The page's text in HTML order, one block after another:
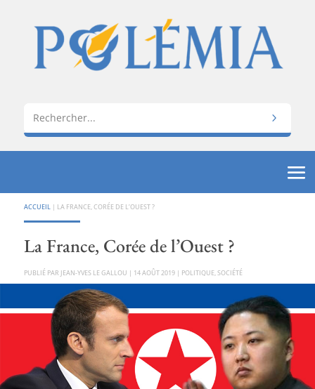
ACCUEIL | LA FRANCE, CORÉE DE L’OUEST ?
La France, Corée de l’Ouest ?
PAR JEAN-YVES LE GALLOU | 14 AOÛT 2019| POLITIQUE, SOCIÉTÉ